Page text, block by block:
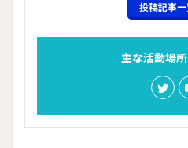
投稿記事
主な活動場